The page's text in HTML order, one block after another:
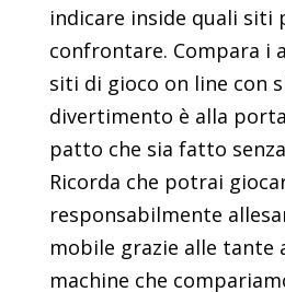
indicare inside quali siti
confrontare. Compara i
siti di gioco on line con
divertimento è alla
patto che sia fatto
Ricorda che potrai
responsabilmente
mobile grazie alle tante
machine che